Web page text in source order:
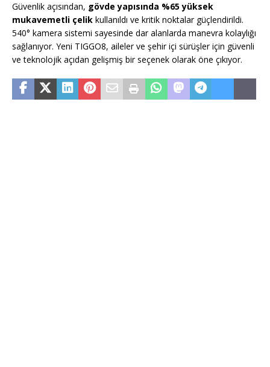
Güvenlik açısından, gövde yapısında %65 yüksek
mukavemetli çelik kullanıldı ve kritik noktalar güçlendirildi.
540° kamera sistemi sayesinde dar alanlarda manevra kolaylığı
sağlanıyor. Yeni TIGGO8, aileler ve şehir içi sürüşler için güvenli
ve teknolojik açıdan gelişmiş bir seçenek olarak öne çıkıyor.